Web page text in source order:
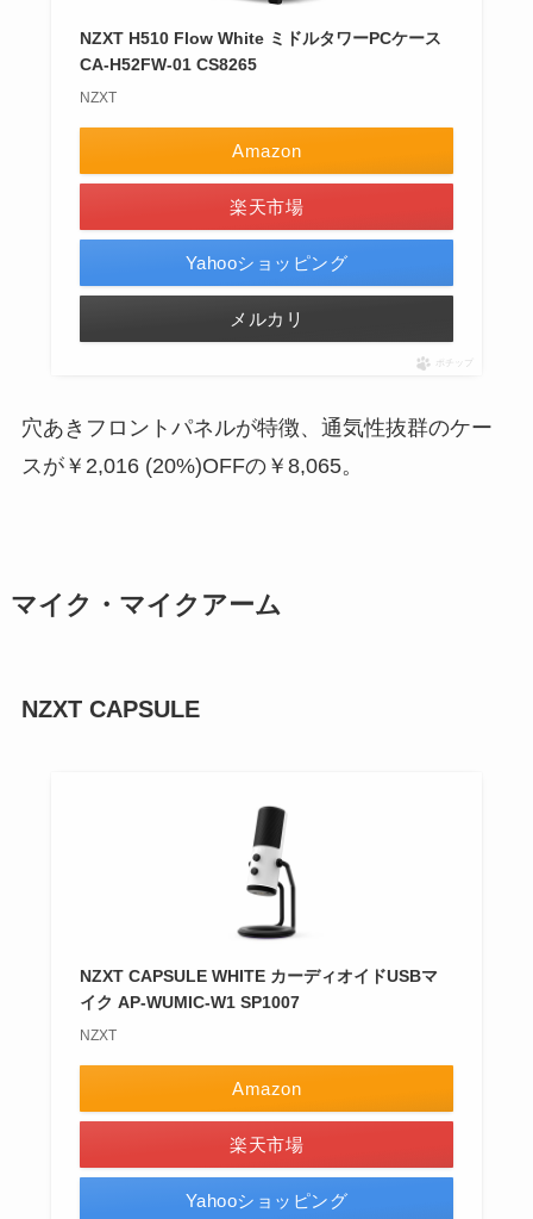
NZXT H510 Flow White ミドルタワーPCケース
CA-H52FW-01 CS8265
NZXT
Amazon
楽天市場
Yahooショッピング
メルカリ
ポチップ
穴あきフロントパネルが特徴、通気性抜群のケー
スが￥2,016 (20%)OFFの￥8,065。
マイク・マイクアーム
NZXT CAPSULE
NZXT CAPSULE WHITE カーディオイドUSBマ
イク AP-WUMIC-W1 SP1007
NZXT
Amazon
楽天市場
Yahooショッピング